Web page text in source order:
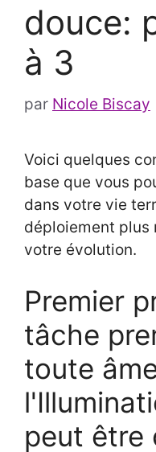
douce:
à 3
par Nicole Biscay
Voici quelques
base que vous
dans votre vie
déploiement plus
votre évolution.
Premier
tâche
toute
peut être